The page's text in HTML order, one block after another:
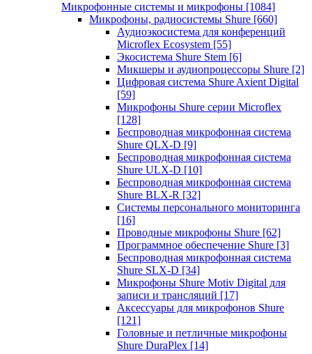
Микрофонные системы и микрофоны [1084]
Микрофоны, радиосистемы Shure [660]
Аудиоэкосистема для конференций
Microflex Ecosystem [55]
Экосистема Shure Stem [6]
Микшеры и аудиопроцессоры Shure [2]
Цифровая система Shure Axient Digital
[59]
Микрофоны Shure серии Microflex
[128]
Беспроводная микрофонная система
Shure QLX-D [9]
Беспроводная микрофонная система
Shure ULX-D [10]
Беспроводная микрофонная система
Shure BLX-R [32]
Системы персонального мониторинга
[16]
Проводные микрофоны Shure [62]
Программное обеспечение Shure [3]
Беспроводная микрофонная система
Shure SLX-D [34]
Микрофоны Shure Motiv Digital для
записи и трансляций [17]
Аксессуары для микрофонов Shure
[121]
Головные и петличные микрофоны
Shure DuraPlex [14]